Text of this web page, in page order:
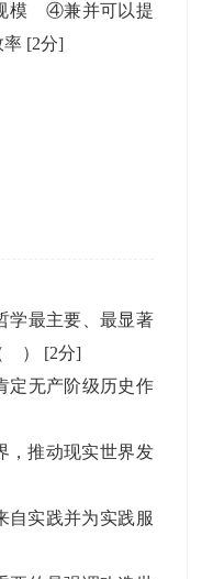
模 ④兼并可以提
率 [2分]
学最主要、最显著
） [2分]
定无产阶级历史作
，推动现实世界发
自实践并为实践服